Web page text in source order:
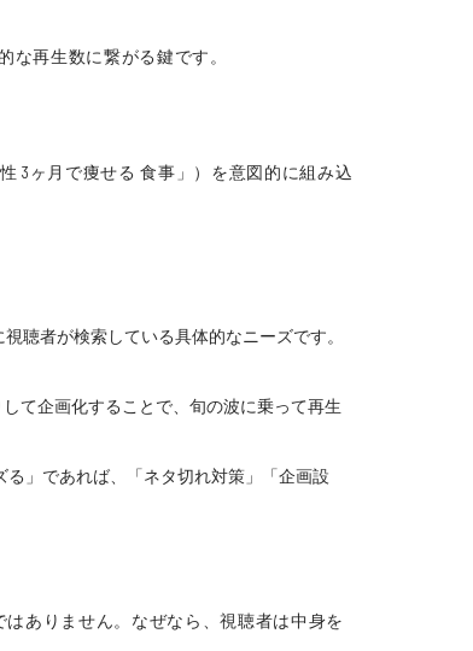
な再生数に繋がる鍵です。
性 3ヶ月で痩せる 食事」）を意図的に組み込
聴者が検索している具体的なニーズです。
て企画化することで、旬の波に乗って再生
る」であれば、「ネタ切れ対策」「企画設
ありません。なぜなら、視聴者は中身を